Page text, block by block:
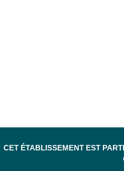
CET ÉTABLISSEMENT EST